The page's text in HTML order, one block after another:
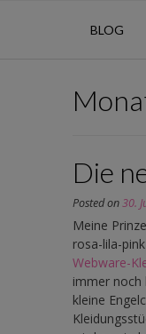
BLOG
Die
Posted on30.
Meine
rosa-lila-
Webware-
immer noch
kleine